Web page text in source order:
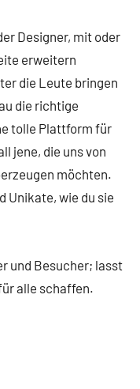
Designer, mit oder
erweitern
die Leute bringen
die richtige
tolle Plattform für
jene, die uns von
möchten.
Unikate, wie du sie
und Besucher; lasst
alle schaffen.